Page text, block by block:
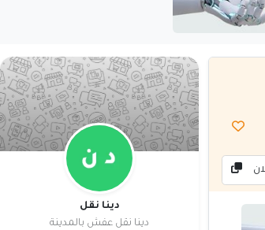
دينا نقل
دينا نقل عفش بالمدينة